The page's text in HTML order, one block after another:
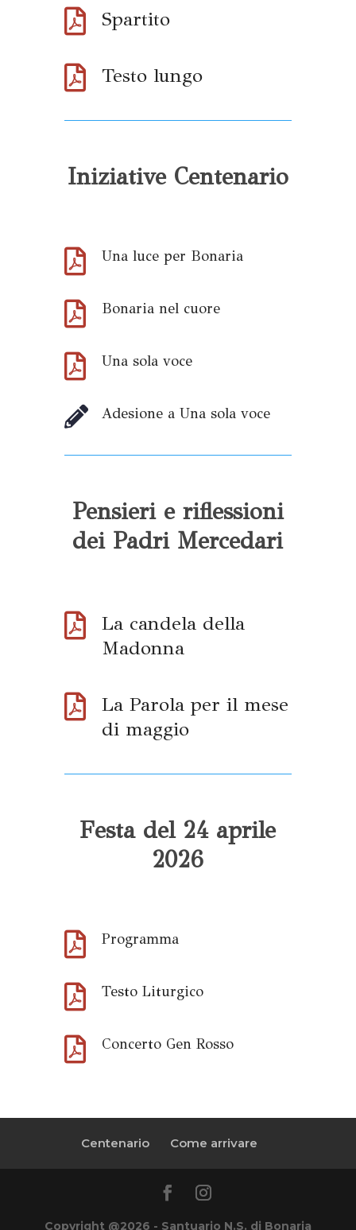
 Spartito
 Testo lungo
Iniziative Centenario
 Una luce per Bonaria
 Bonaria nel cuore
 Una sola voce
 Adesione a Una sola voce
Pensieri e riflessioni
dei Padri Mercedari

La candela della
Madonna

La Parola per il mese
di maggio
Festa del 24 aprile
2026
 Programma
 Testo Liturgico
 Concerto Gen Rosso
Centenario Come arrivare
Copyright @2026 - Santuario N.S. di Bonaria